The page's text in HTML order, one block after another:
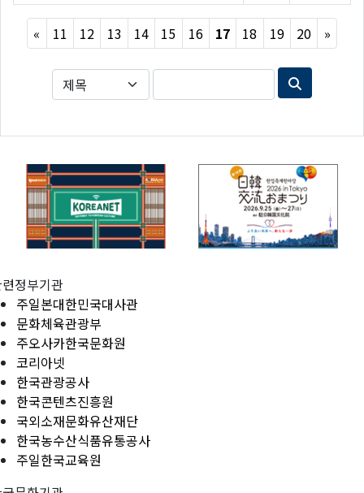
« Previous
11 12 13 14 15 16 17 18 19 20 »Next
정부기관
주일본대한민국대사관
문화체육관광부
주오사카한국문화원
코리아넷
한국관광공사
한국콘텐츠진흥원
국외소재문화유산재단
한국농수산식품유통공사
주일한국교육원